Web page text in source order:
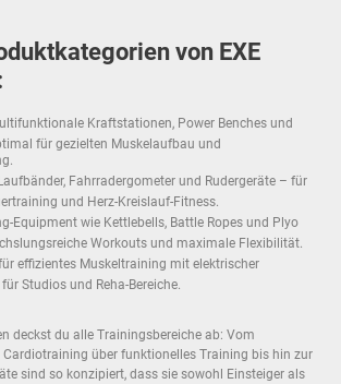
von EXE
Kraftstationen, Power Benches und
für gezielten Muskelaufbau und
Fahrradergometer und Rudergeräte – für
und Herz-Kreislauf-Fitness.
Equipment wie Kettlebells, Battle Ropes und Plyo
Workouts und maximale Flexibilität.
effizientes Muskeltraining mit elektrischer
Studios und Reha-Bereiche.
deckst du alle Trainingsbereiche ab: Vom
Cardiotraining über funktionelles Training bis hin zur
sind so konzipiert, dass sie sowohl Einsteiger als